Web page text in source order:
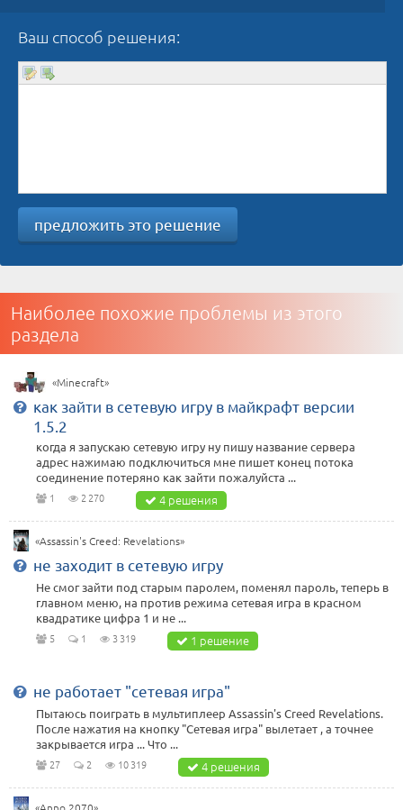
Ваш способ решения:
предложить это решение
Наиболее похожие проблемы из этого
раздела
«Minecraft»
как зайти в сетевую игру в майкрафт версии
1.5.2
когда я запускаю сетевую игру ну пишу название сервера
адрес нажимаю подключиться мне пишет конец потока
соединение потеряно как зайти пожалуйста ...
1 2 270 4 решения
«Assassin's Creed: Revelations»
не заходит в сетевую игру
Не смог зайти под старым паролем, поменял пароль, теперь в
главном меню, на против режима сетевая игра в красном
квадратике цифра 1 и не ...
5 1 3 319 1 решение
не работает "сетевая игра"
Пытаюсь поиграть в мультиплеер Assassin's Creed Revelations.
После нажатия на кнопку "Сетевая игра" вылетает , а точнее
закрывается игра ... Что ...
27 2 10 319 4 решения